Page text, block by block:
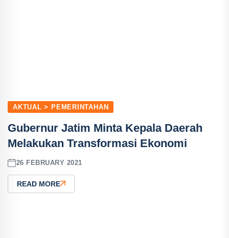
AKTUAL > PEMERINTAHAN
Gubernur Jatim Minta Kepala Daerah
Melakukan Transformasi Ekonomi
26 FEBRUARY 2021
READ MORE